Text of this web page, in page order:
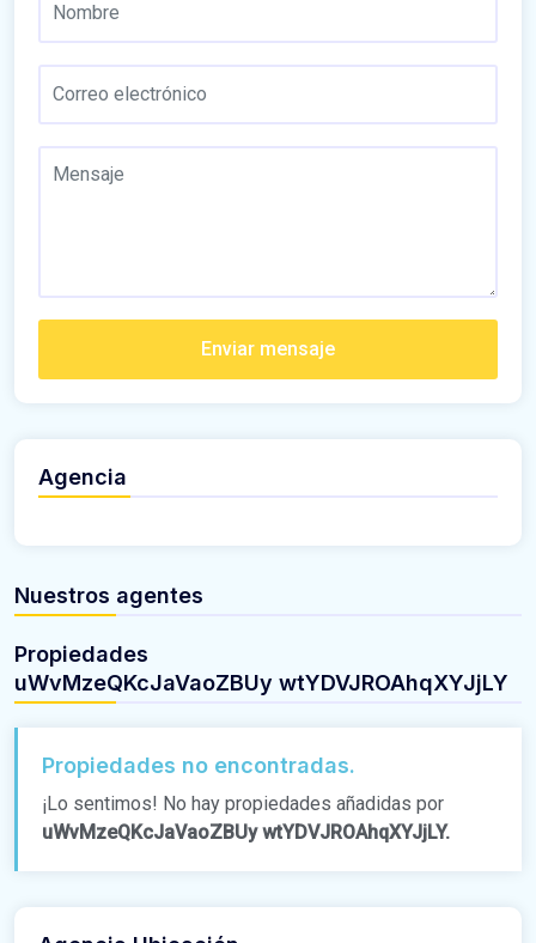
Enviar mensaje
Agencia
Nuestros agentes
Propiedades
uWvMzeQKcJaVaoZBUy wtYDVJROAhqXYJjLY
Propiedades no encontradas.
¡Lo sentimos! No hay propiedades añadidas por
uWvMzeQKcJaVaoZBUy wtYDVJROAhqXYJjLY.